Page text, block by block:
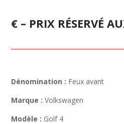
€ – PRIX RÉSERVÉ
Dénomination : Feux avant
Marque : Volkswagen
Modèle : Golf 4